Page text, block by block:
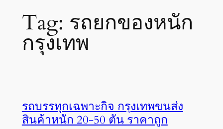
Tag: รถยกของหนัก
กรุงเทพ
รถบรรทุกเฉพาะกิจ กรุงเทพขนส่ง
สินค้าหนัก 20-50 ตัน ราคาถูก